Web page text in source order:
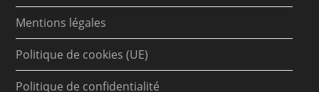
Mentions légales
Politique de cookies (UE)
Politique de confidentialité